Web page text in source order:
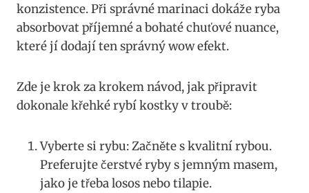
konzistence. Při správné marinaci dokáže ryba
absorbovat příjemné a bohaté chuťové nuance,
které jí dodají ten správný wow efekt.
Zde je krok za krokem návod, jak připravit
dokonale křehké rybí kostky v troubě:
Vyberte si rybu: Začněte s kvalitní rybou.
Preferujte čerstvé ryby s jemným masem,
jako je třeba losos nebo tilapie.